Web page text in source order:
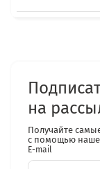
на
Получайте
с помощью
E-mail